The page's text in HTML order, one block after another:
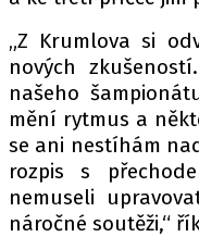
„Z Krumlova si
nových
našeho
mění rytmus a
se ani nestíhám
rozpis s
nemuseli
náročné soutěži,“